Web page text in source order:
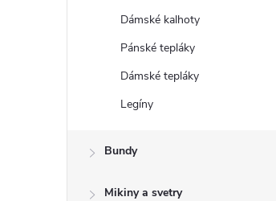
Dámské kalhoty
Pánské tepláky
Dámské tepláky
Legíny
Bundy
Mikiny a svetry